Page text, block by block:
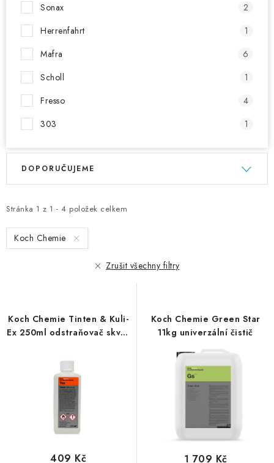
Sonax
2
Herrenfahrt
1
Mafra
6
Scholl
1
Fresso
4
303
1
V
i
s
p
u
k
Stránka 1 z 1 - 4 položek celkem
Ř
e
n
í
d
u
DOPORUČUJEME
Koch Chemie
Zrušit všechny filtry
Koch Chemie Tinten & Kuli-
Ex 250ml odstraňovač skvrn
409 Kč
Koch Chemie Green Star
11kg univerzální čistič
1 709 Kč